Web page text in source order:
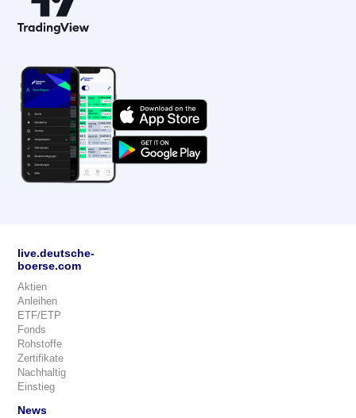
live.deutsche-
boerse.com
Aktien
Anleihen
ETF/ETP
Fonds
Rohstoffe
Zertifikate
Nachhaltig
Einstieg
News